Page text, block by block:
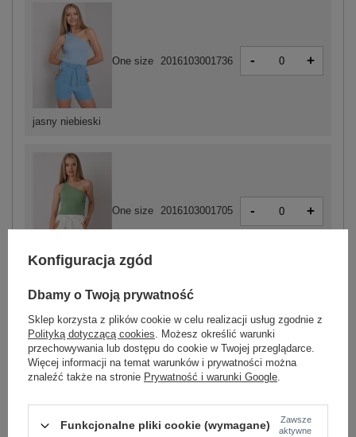
jasny niebieski
One size 2016103001736 - +
pistacjowy
One size 2016103001705 - +
jasny różowy
One size 2016103001699 -
Konfiguracja zgód
Dbamy o Twoją prywatność
Sklep korzysta z plików cookie w celu realizacji usług zgodnie z
Polityką dotyczącą cookies. Możesz określić warunki
przechowywania lub dostępu do cookie w Twojej przeglądarce.
Więcej informacji na temat warunków i prywatności można
znaleźć także na stronie Prywatność i warunki Google.
Funkcjonalne pliki cookie (wymagane)
Zawsze
aktywne